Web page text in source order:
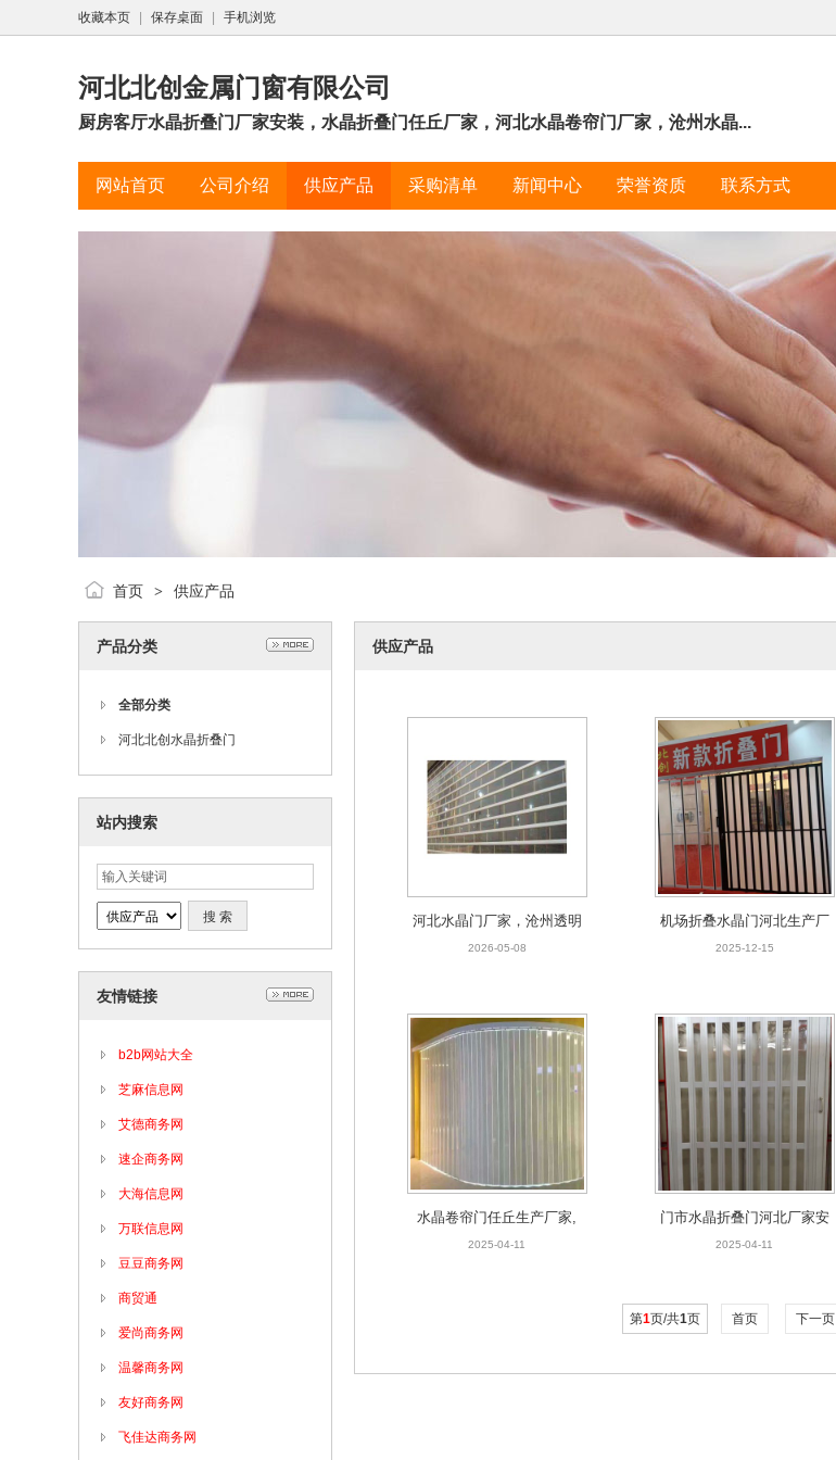
收藏本页 保存桌面 手机浏览
河北北创金属门窗有限公司
厨房客厅水晶折叠门厂家安装，水晶折叠门任丘厂家，河北水晶卷帘门厂家，沧州水晶...
网站首页 公司介绍 供应产品 采购清单 新闻中心 荣誉资质 联系方式
首页 > 供应产品
产品分类
全部分类
河北北创水晶折叠门
站内搜索
友情链接
b2b网站大全
芝麻信息网
艾德商务网
速企商务网
大海信息网
万联信息网
豆豆商务网
商贸通
爱尚商务网
温馨商务网
友好商务网
飞佳达商务网
供应产品
河北水晶门厂家，沧州透明
水晶门安装，任丘水晶折叠
2026-05-08
机场折叠水晶门河北生产厂
家安装，水晶折叠门
2025-12-15
水晶卷帘门任丘生产厂家,
铝合金水晶门任丘生产厂家
2025-04-11
门市水晶折叠门河北厂家安
装，商铺店铺水晶折叠门厂
2025-04-11
第1页/共1页 首页 下一页